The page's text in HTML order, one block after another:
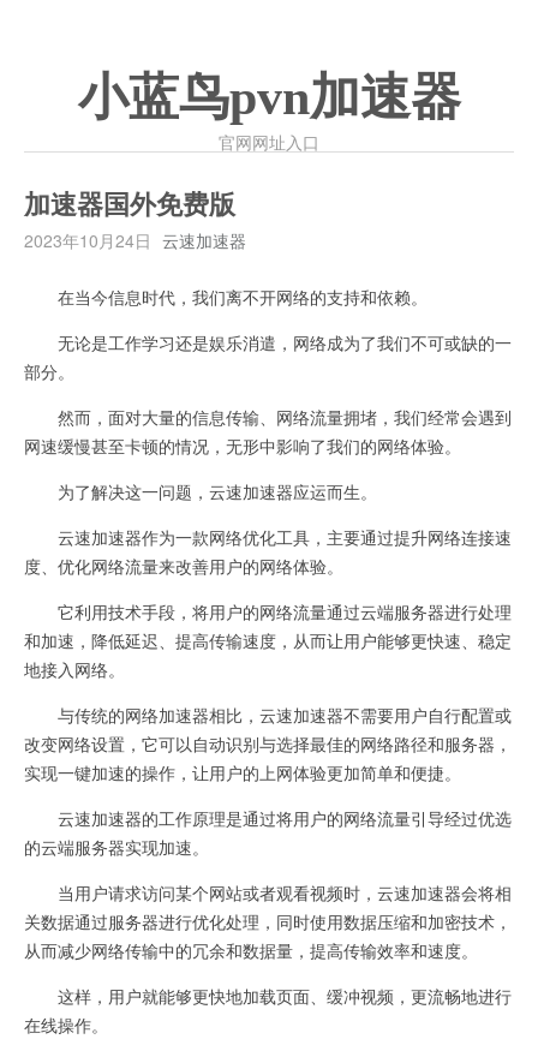
小蓝鸟pvn加速器
官网网址入口
加速器国外免费版
2023年10月24日 云速加速器
在当今信息时代，我们离不开网络的支持和依赖。
无论是工作学习还是娱乐消遣，网络成为了我们不可或缺的一
部分。
然而，面对大量的信息传输、网络流量拥堵，我们经常会遇到
网速缓慢甚至卡顿的情况，无形中影响了我们的网络体验。
为了解决这一问题，云速加速器应运而生。
云速加速器作为一款网络优化工具，主要通过提升网络连接速
度、优化网络流量来改善用户的网络体验。
它利用技术手段，将用户的网络流量通过云端服务器进行处理
和加速，降低延迟、提高传输速度，从而让用户能够更快速、稳定
地接入网络。
与传统的网络加速器相比，云速加速器不需要用户自行配置或
改变网络设置，它可以自动识别与选择最佳的网络路径和服务器，
实现一键加速的操作，让用户的上网体验更加简单和便捷。
云速加速器的工作原理是通过将用户的网络流量引导经过优选
的云端服务器实现加速。
当用户请求访问某个网站或者观看视频时，云速加速器会将相
关数据通过服务器进行优化处理，同时使用数据压缩和加密技术，
从而减少网络传输中的冗余和数据量，提高传输效率和速度。
这样，用户就能够更快地加载页面、缓冲视频，更流畅地进行
在线操作。